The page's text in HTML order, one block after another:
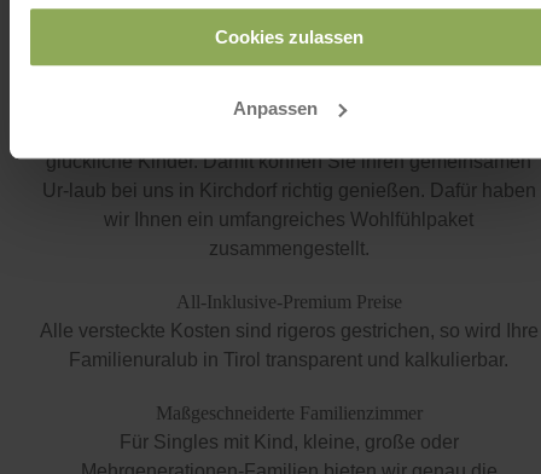
Cookies zulassen
Anpassen
Hektik und Stress aus dem Alltag lösen sich von
glückliche Kinder. Damit können Sie ihren gemeinsamen
Ur-laub bei uns in Kirchdorf richtig genießen. Dafür haben
wir Ihnen ein umfangreiches Wohlfühlpaket
zusammengestellt.
All-Inklusive-Premium Preise
Alle versteckte Kosten sind rigeros gestrichen, so wird Ihre
Familienuralub in Tirol transparent und kalkulierbar.
Maßgeschneiderte Familienzimmer
Für Singles mit Kind, kleine, große oder